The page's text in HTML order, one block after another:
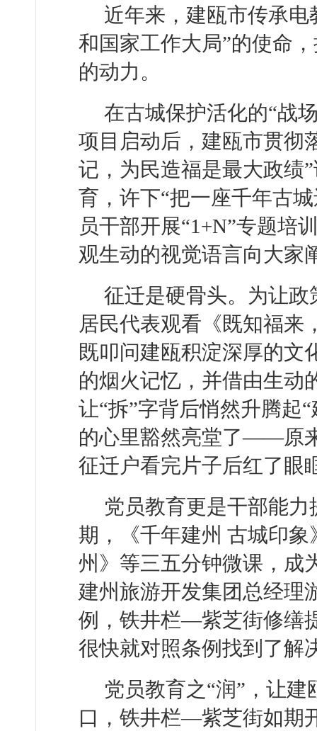
近年来，建瓯市传承
和国家工作大局”的使命
的动力。
在古城保护活化的“战
项目启动后，建瓯市贯彻
记，为民造福是最大政绩
育，许下“把一座千年古
员干部开展“1+N”专题培
观生动的视觉语言向大家
征迁是硬骨头。为让
居民代表观看《既知福来
既叩问建瓯积淀深厚的文
的烟火记忆，并借由生动
让“拆”字背后悄然升腾起
的心里豁然亮堂了——原
征迁户看完片子后红了眼
党员教育更是干部能
期，《千年建州 古城印
州》等三五分钟微课，成
建州旅游开发集团总经理
例，铁井栏—紫芝街修缮
很快就对照条例找到了解
党员教育之“润”，让
口，铁井栏—紫芝街如期